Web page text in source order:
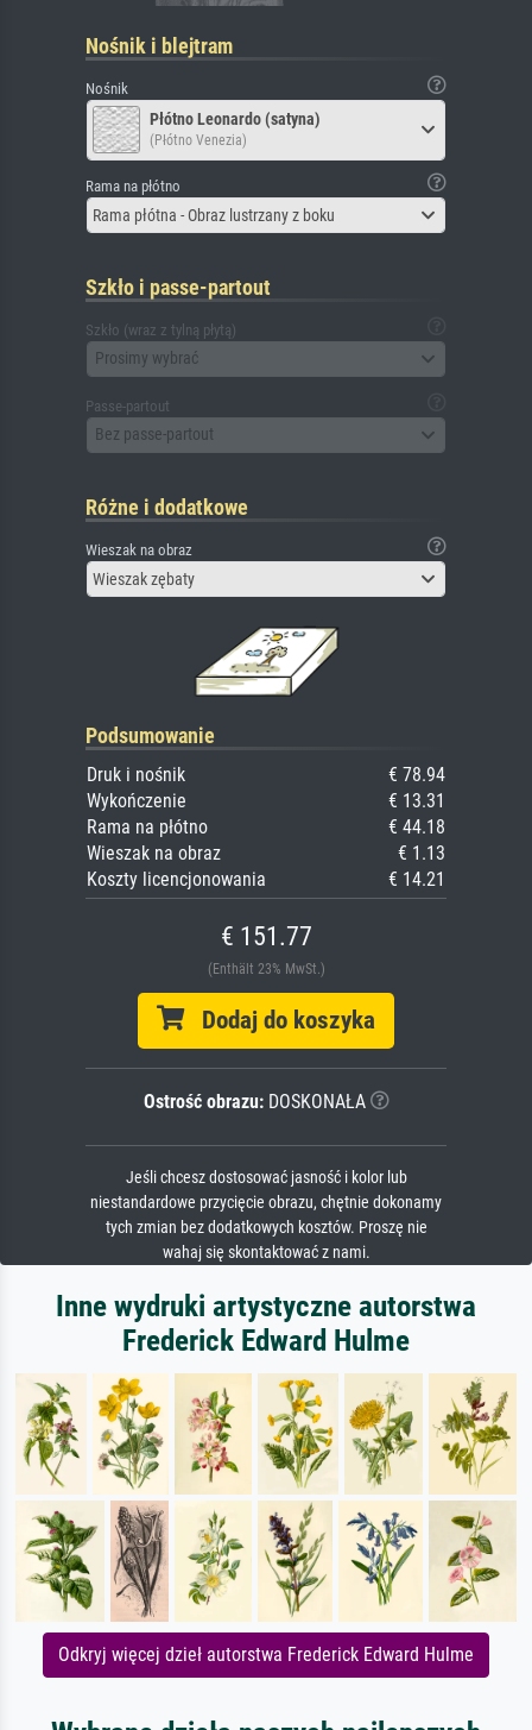
Nośnik i blejtram
Nośnik
Płótno Leonardo (satyna)
(Płótno Venezia)
Rama na płótno
Rama płótna - Obraz lustrzany z boku
Szkło i passe-partout
Szkło (wraz z tylną płytą)
Prosimy wybrać
Passe-partout
Bez passe-partout
Różne i dodatkowe
Wieszak na obraz
Wieszak zębaty
Podsumowanie
Druk i nośnik
€ 78.94
Wykończenie
€ 13.31
Rama na płótno
€ 44.18
Wieszak na obraz
€ 1.13
Koszty licencjonowania
€ 14.21
€ 151.77
(Enthält 23% MwSt.)
Dodaj do koszyka
Ostrość obrazu:DOSKONAŁA
Jeśli chcesz dostosować jasność i kolor lub
niestandardowe przycięcie obrazu, chętnie dokonamy
tych zmian bez dodatkowych kosztów. Proszę nie
wahaj się skontaktować z nami.
Inne wydruki artystyczne autorstwa
Frederick Edward Hulme
Odkryj więcej dzieł autorstwa Frederick Edward Hulme